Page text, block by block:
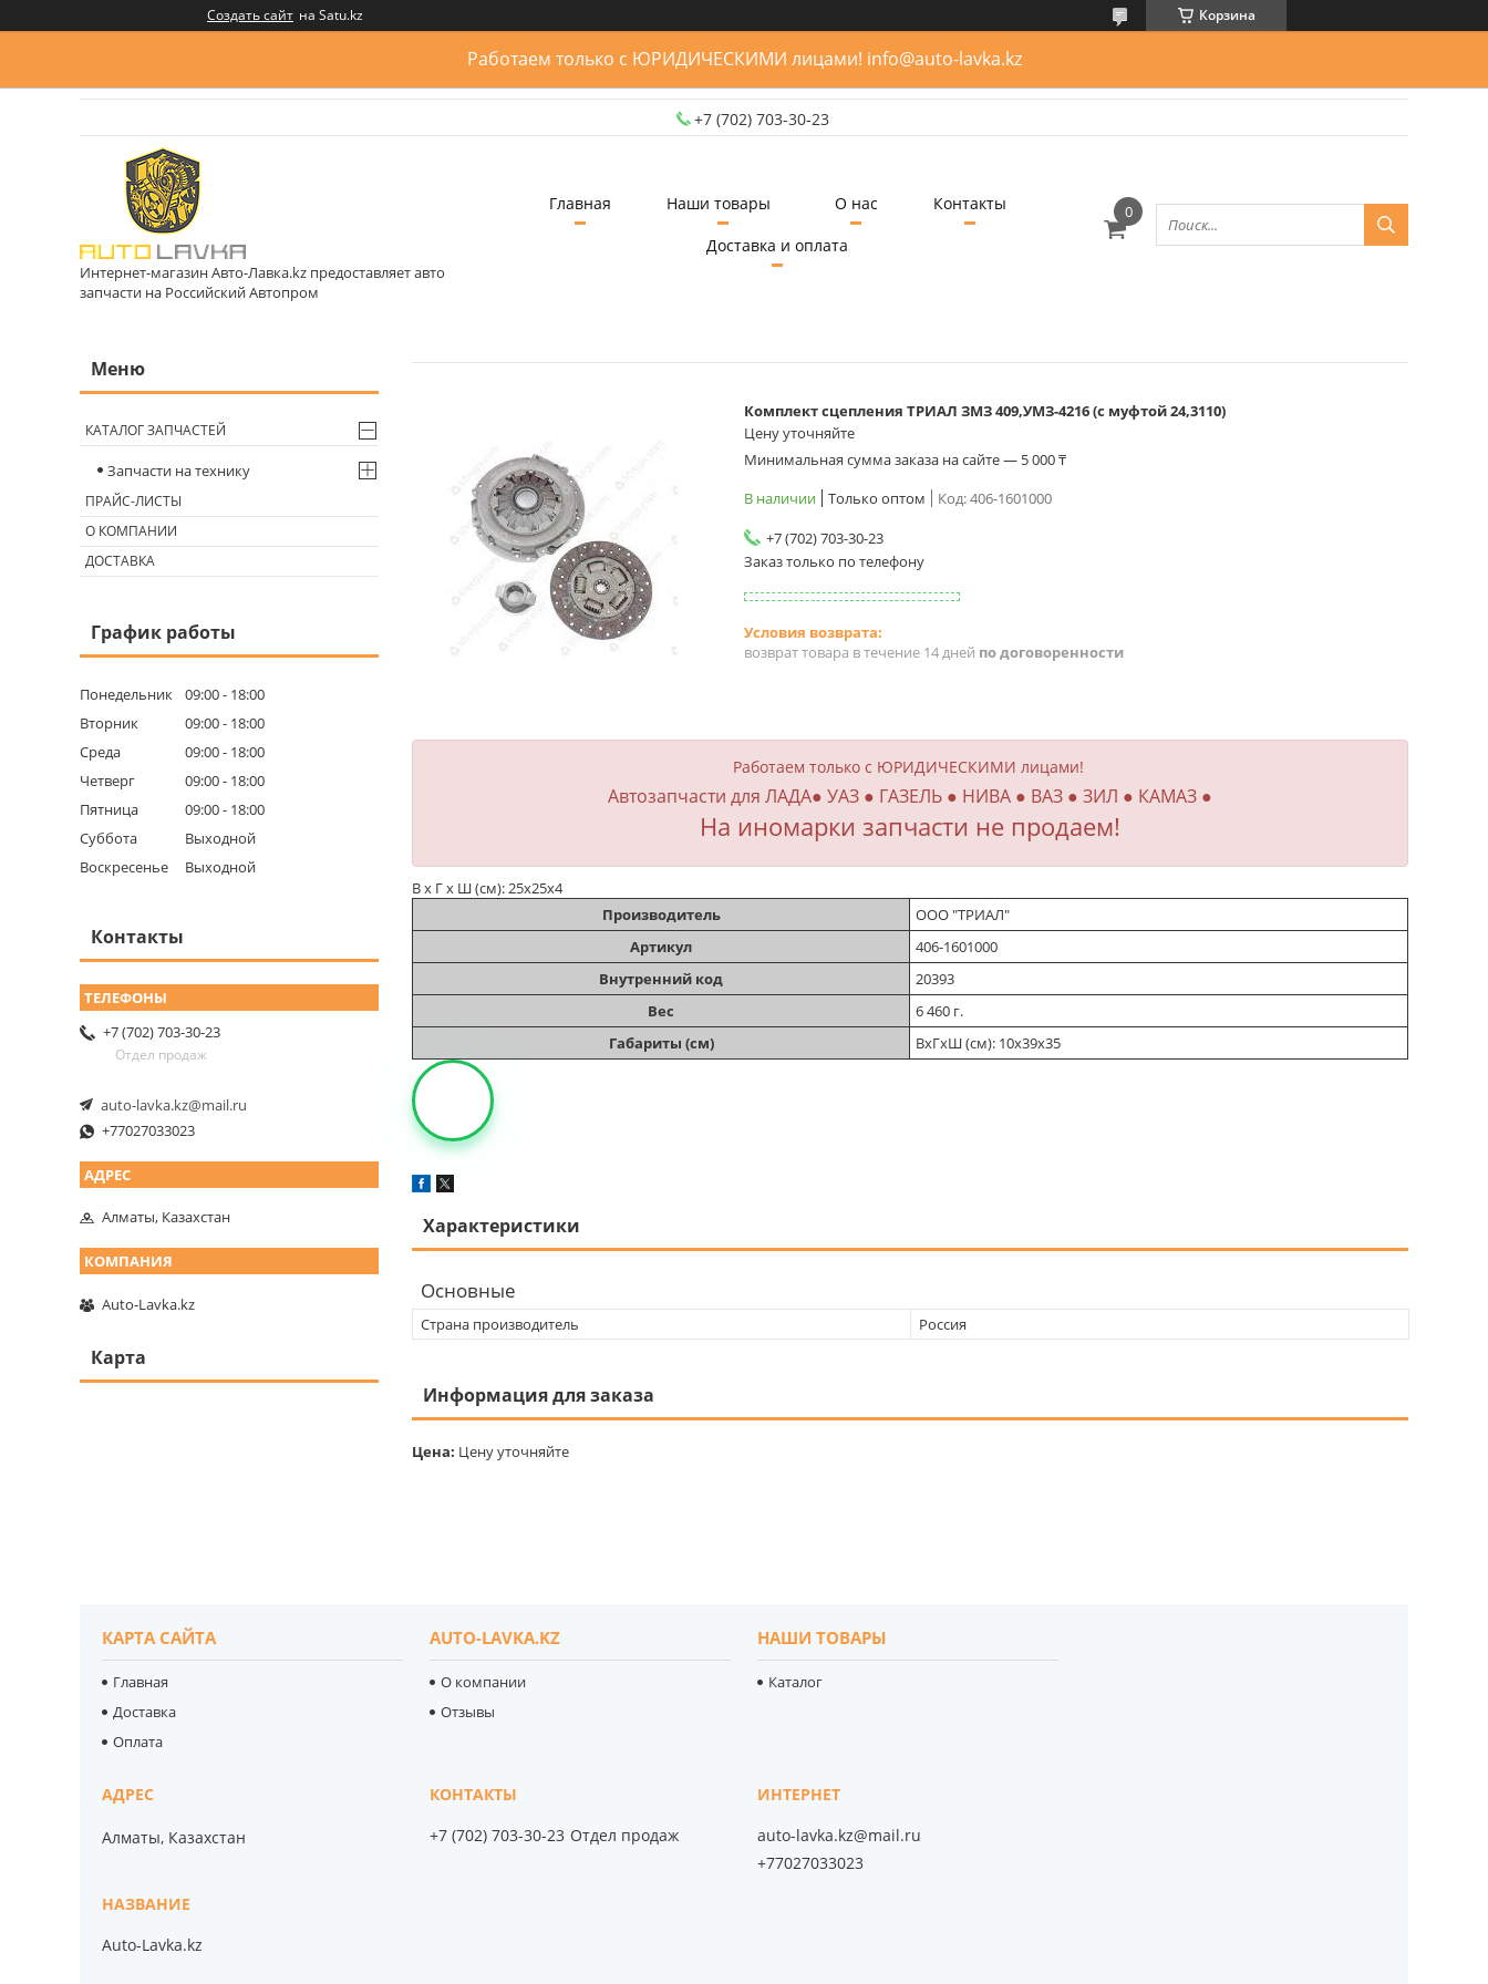
Создать сайт на Satu.kz Корзина
Работаем только с ЮРИДИЧЕСКИМИ лицами! info@auto-lavka.kz
+7 (702) 703-30-23
Интернет-магазин Авто-Лавка.kz предоставляет авто
запчасти на Российский Автопром
Главная Наши товары О нас
Контакты
Доставка и оплата
Комплект сцепления ТРИАЛ ЗМЗ 409,УМЗ-4216 (с муфтой 24,3110)
Цену уточняйте
Минимальная сумма заказа на сайте — 5 000 ₸
В наличии
Только оптом Код:406-1601000
+7 (702) 703-30-23
Заказ только по телефону
возврат товара в течение 14 дней по договоренности
Работаем только с ЮРИДИЧЕСКИМИ лицами!
Автозапчасти для ЛАДА● УАЗ ● ГАЗЕЛЬ ● НИВА ● ВАЗ ● ЗИЛ ● КАМАЗ ●
На иномарки запчасти не продаем!
В х Г х Ш (см): 25х25х4
Производитель
ООО "ТРИАЛ"
Артикул
406-1601000
Внутренний код
20393
Вес
6 460 г.
Габариты (см)
ВхГхШ (см): 10х39х35
Характеристики
Основные
Страна производитель Россия
Информация для заказа
Цена: Цену уточняйте
КАТАЛОГ ЗАПЧАСТЕЙ
Запчасти на технику
ПРАЙС-ЛИСТЫ
О КОМПАНИИ
ДОСТАВКА
График работы
Понедельник 09:00
18:00
Вторник
09:00
18:00
Среда
09:00
18:00
Четверг
09:00
18:00
Пятница
09:00
18:00
Суббота
Выходной
Воскресенье
Выходной
Контакты
+7 (702) 703-30-23
Отдел продаж
auto-lavka.kz@mail.ru
+77027033023
Алматы, Казахстан
Auto-Lavka.kz
Карта
КАРТА САЙТА
Главная
Доставка
Оплата
AUTO-LAVKA.KZ
О компании
Отзывы
НАШИ ТОВАРЫ
Каталог
Алматы, Казахстан
Auto-Lavka.kz
+7 (702) 703-30-23 Отдел продаж
auto-lavka.kz@mail.ru
+77027033023